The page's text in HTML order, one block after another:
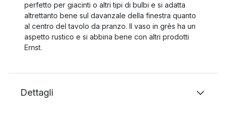
perfetto per giacinti o altri tipi di bulbi e si adatta
altrettanto bene sul davanzale della finestra quanto
al centro del tavolo da pranzo. Il vaso in grès ha un
aspetto rustico e si abbina bene con altri prodotti
Ernst.
Dettagli